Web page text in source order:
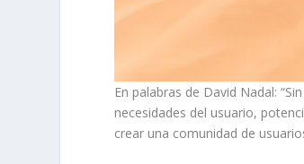
En palabras de David Nadal:
necesidades del usuario,
crear una comunidad de